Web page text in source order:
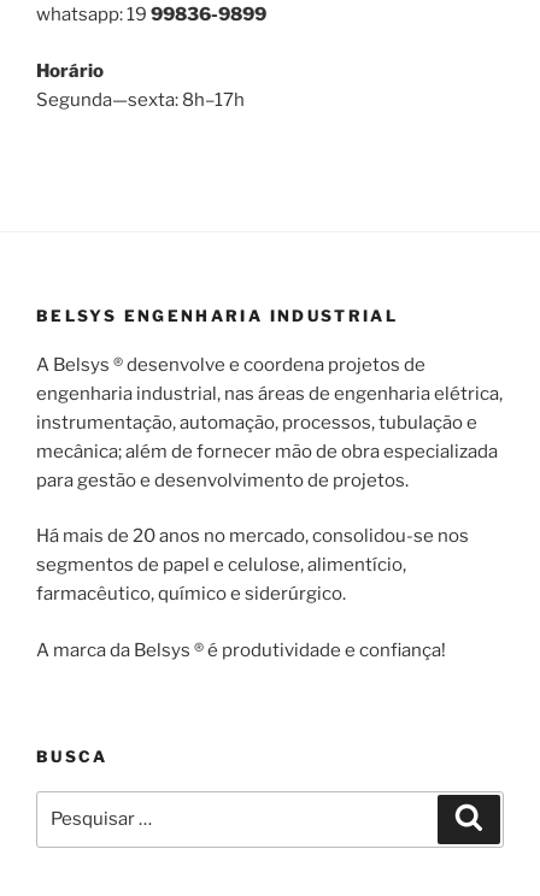
whatsapp: 19 99836-9899
Horário
Segunda—sexta: 8h–17h
BELSYS ENGENHARIA INDUSTRIAL
A Belsys ® desenvolve e coordena projetos de
engenharia industrial, nas áreas de engenharia elétrica,
instrumentação, automação, processos, tubulação e
mecânica; além de fornecer mão de obra especializada
para gestão e desenvolvimento de projetos.
Há mais de 20 anos no mercado, consolidou-se nos
segmentos de papel e celulose, alimentício,
farmacêutico, químico e siderúrgico.
A marca da Belsys ® é produtividade e confiança!
BUSCA
por: